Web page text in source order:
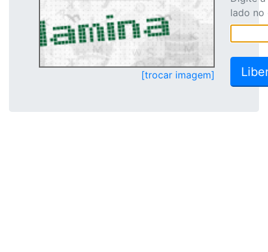
[trocar imagem]
lado no